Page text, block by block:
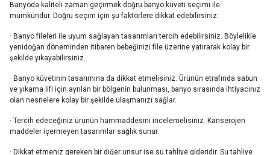
Banyoda kaliteli zaman geçirmek doğru banyo küveti seçimi ile
mümkündür. Doğru seçim için şu faktörlere dikkat edebilirsiniz:
· Banyo fileleri ile uyum sağlayan tasarımları tercih edebilirsiniz. Böylelikle
yenidoğan döneminden itibaren bebeğinizi file üzerine yatırarak kolay bir
şekilde yıkayabilirsiniz.
· Banyo küvetinin tasarımına da dikkat etmelisiniz. Ürünün etrafında sabun
ve yıkama lifi için ayrılan bir bölgenin bulunması, banyo sırasında ihtiyacınız
olan nesnelere kolay bir şekilde ulaşmanızı sağlar.
· Tercih edeceğiniz ürünün hammaddesini incelemelisiniz. Kanserojen
maddeler içermeyen tasarımlar sağlık sunar.
· Dikkat etmeniz gereken bir diğer unsur ise su tahliye gideridir. Su tahliye